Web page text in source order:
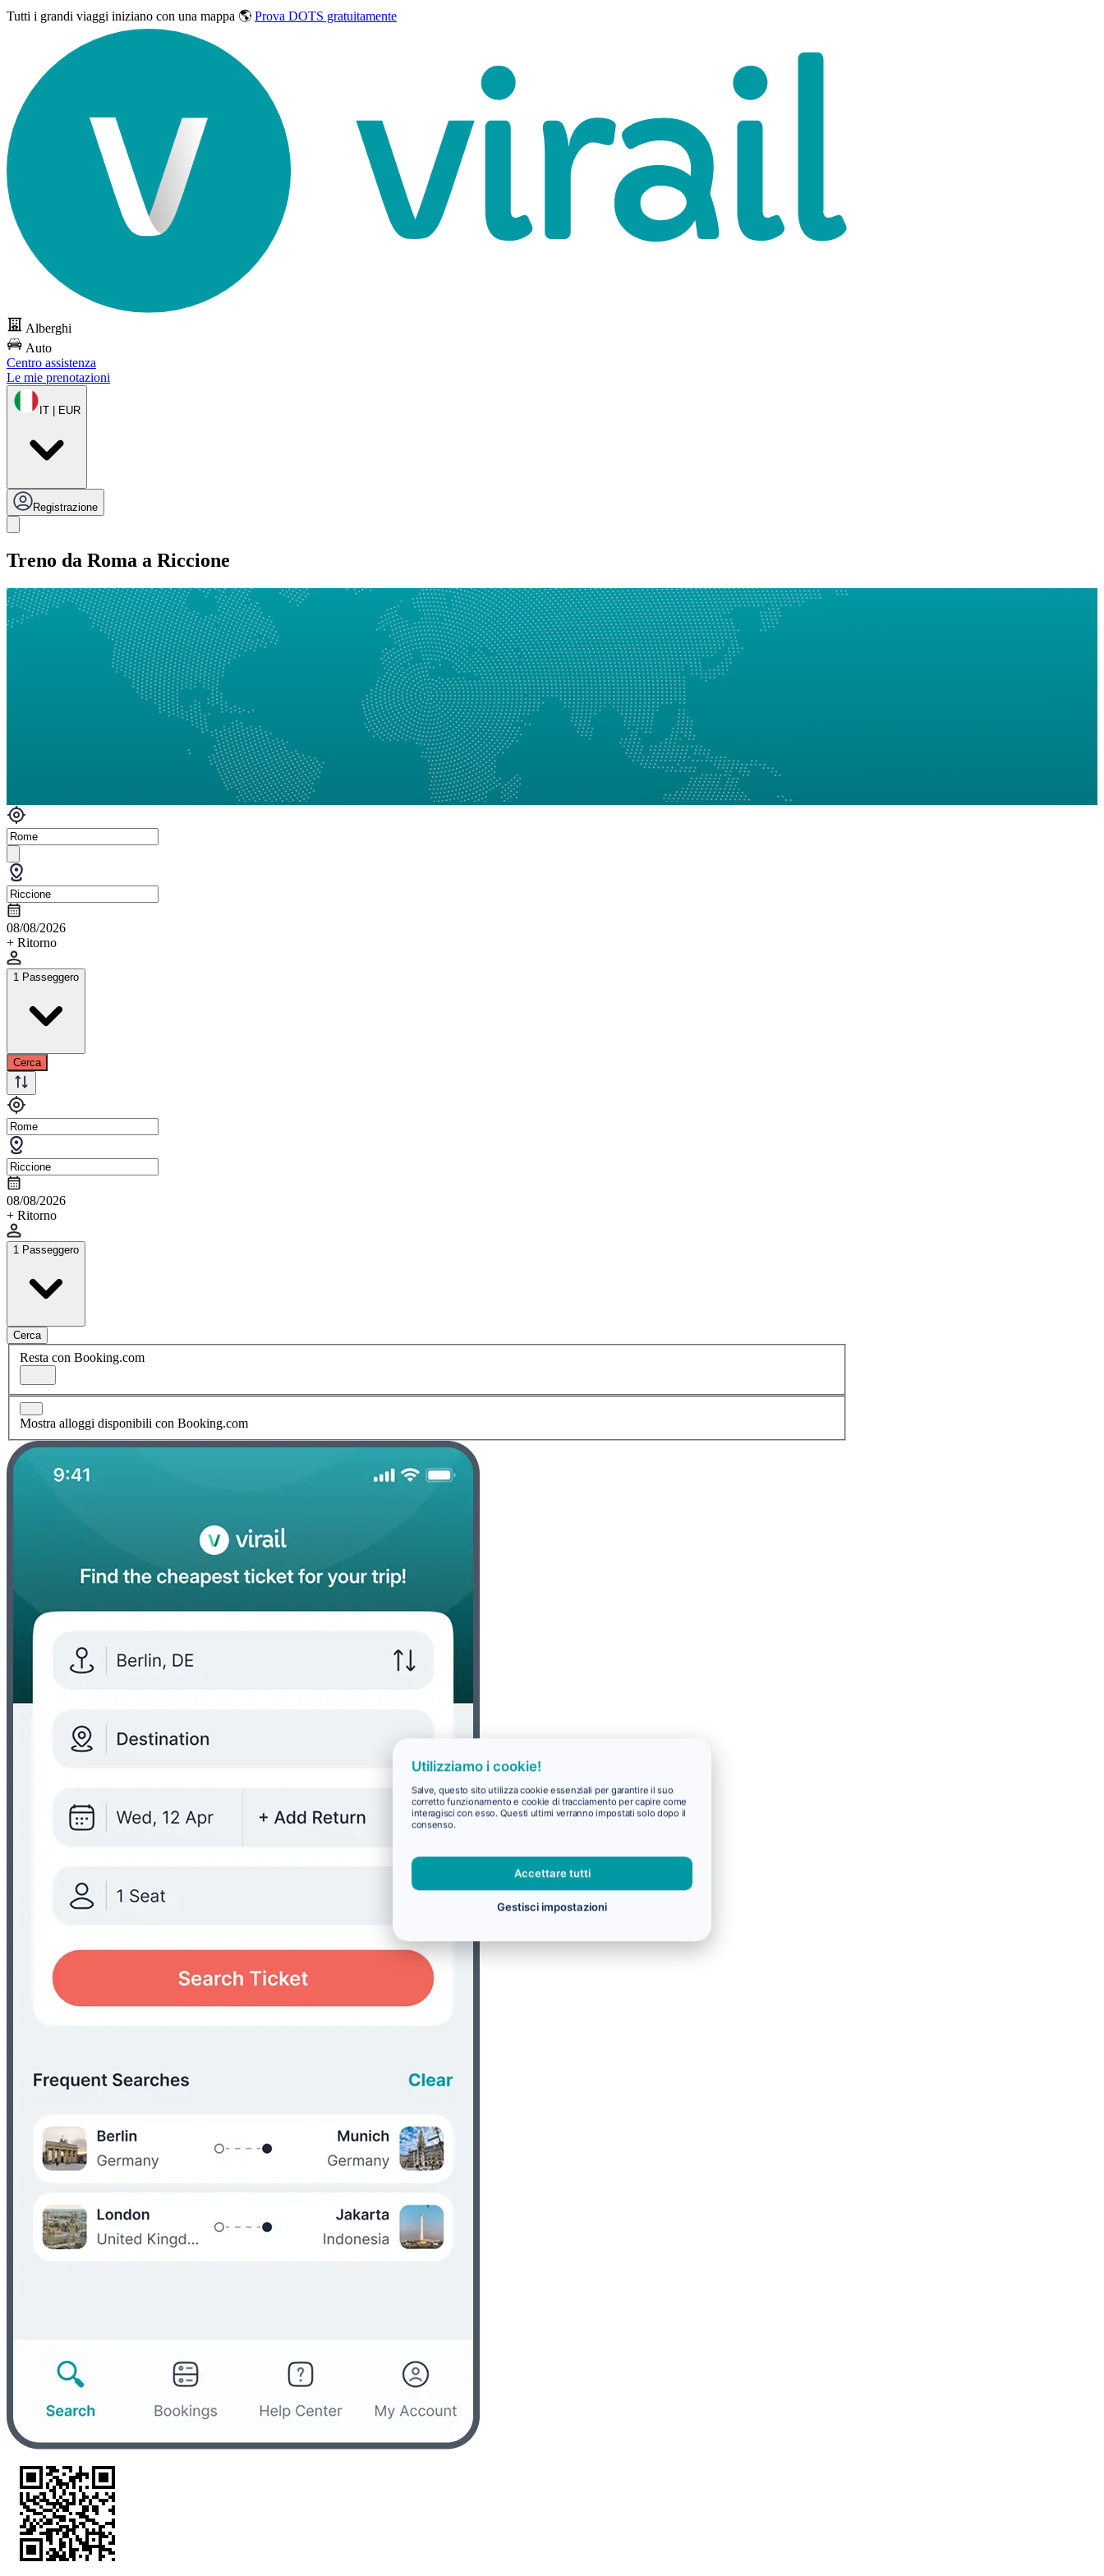
Tutti i grandi viaggi iniziano con una mappa 🌎 Prova DOTS gratuitamente
Alberghi
Auto
Centro assistenza
Le mie prenotazioni
IT | EUR
Registrazione
Treno da Roma a Riccione
08/08/2026
+ Ritorno
1 Passeggero
Cerca
08/08/2026
+ Ritorno
1 Passeggero
Cerca
Resta con Booking.com
Mostra alloggi disponibili con Booking.com
Utilizziamo i cookie!
Salve, questo sito utilizza cookie essenziali per garantire il suo
corretto funzionamento e cookie di tracciamento per capire come
interagisci con esso. Questi ultimi verranno impostati solo dopo il
consenso.
Accettare tutti
Gestisci impostazioni